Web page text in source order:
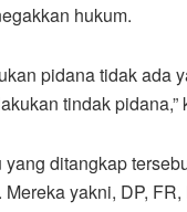
hukum.
pidana tidak ada
tindak pidana,”
ditangkap
yakni, DP,